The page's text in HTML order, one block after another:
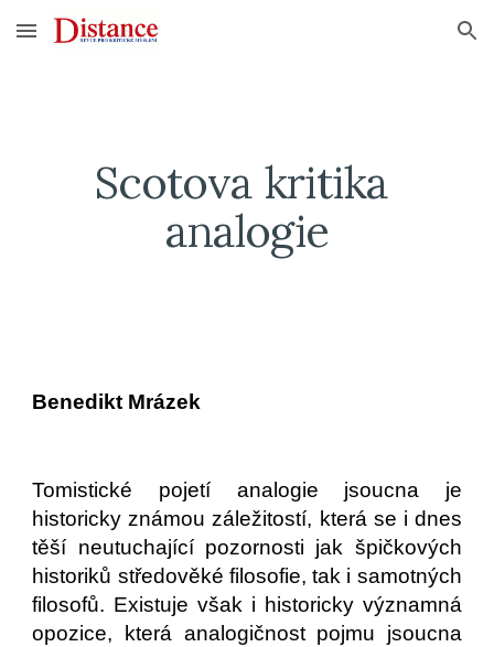
Skip to main content Skip to navigation
Scotova kritika
analogie
Benedikt Mrázek
Tomistické pojetí analogie jsoucna je
historicky známou záležitostí, která se i dnes
těší neutuchající pozornosti jak špičkových
historiků středověké filosofie, tak i samotných
filosofů. Existuje však i historicky významná
opozice, která analogičnost pojmu jsoucna